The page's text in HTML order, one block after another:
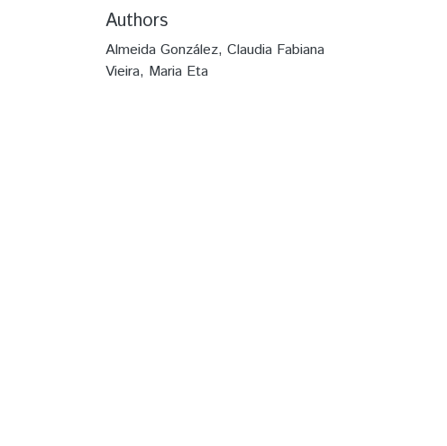
Authors
Almeida González, Claudia Fabiana
Vieira, Maria Eta